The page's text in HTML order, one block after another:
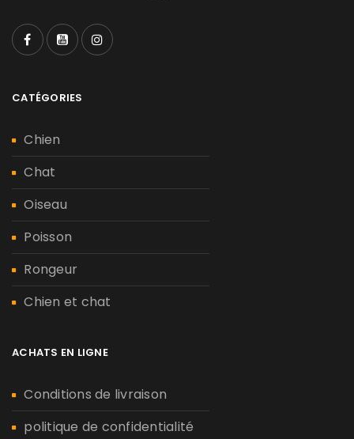
CATÉGORIES
Chien
Chat
Oiseau
Poisson
Rongeur
Chien et chat
ACHATS EN LIGNE
Conditions de livraison
politique de confidentialité